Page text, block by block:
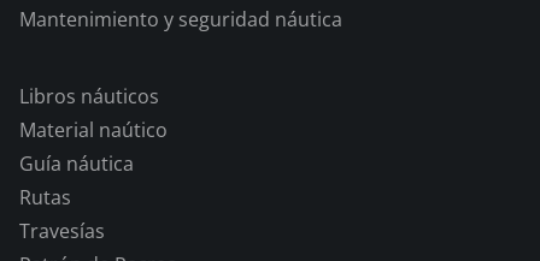
Mantenimiento y seguridad náutica
Libros náuticos
Material naútico
Guía náutica
Rutas
Travesías